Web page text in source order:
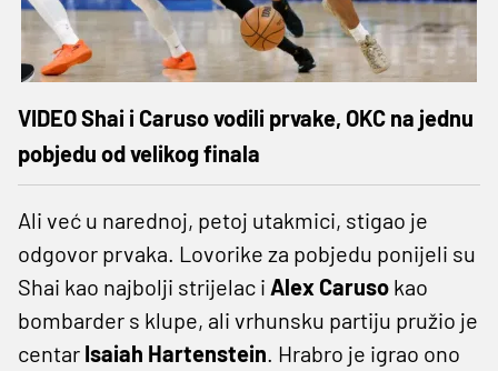
VIDEO Shai i Caruso vodili prvake, OKC na jednu
pobjedu od velikog finala
Ali već u narednoj, petoj utakmici, stigao je
odgovor prvaka. Lovorike za pobjedu ponijeli su
Shai kao najbolji strijelac i Alex Caruso kao
bombarder s klupe, ali vrhunsku partiju pružio je
centar Isaiah Hartenstein. Hrabro je igrao ono